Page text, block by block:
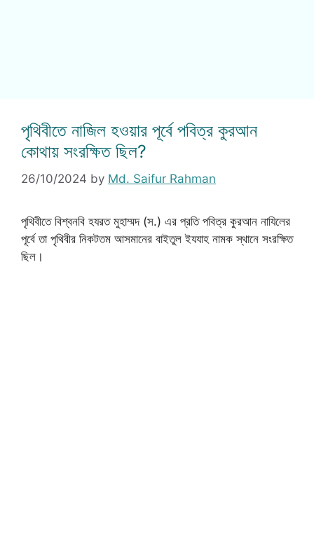
পৃথিবীতে নাজিল হওয়ার পূর্বে পবিত্র কুরআন
কোথায় সংরক্ষিত ছিল?
26/10/2024 by Md. Saifur Rahman
পৃথিবীতে বিশ্বনবি হযরত মুহাম্মদ (স.) এর প্রতি পবিত্র কুরআন নাযিলের
পূর্বে তা পৃথিবীর নিকটতম আসমানের বাইতুল ইযযাহ নামক স্থানে সংরক্ষিত
ছিল।